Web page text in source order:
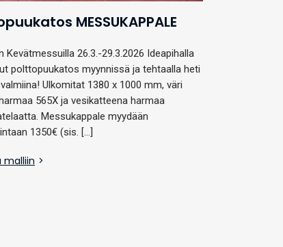
MESSUKAPPALE
Kevätmessuilla 26.3.-29.3.2026 Ideapihalla
polttopuukatos myynnissä ja tehtaalla heti
Ulkomitat 1380 x 1000 mm, väri
565X ja vesikatteena harmaa
Messukappale myydään
1350€ (sis. […]
malliin